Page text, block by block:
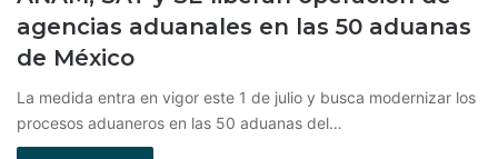
agencias aduanales en las 50 aduanas
de México
La medida entra en vigor este 1 de julio y busca modernizar los
procesos aduaneros en las 50 aduanas del…